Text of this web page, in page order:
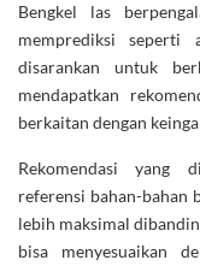
Bengkel las
memprediksi seperti
disarankan untuk
mendapatkan
berkaitan dengan
Rekomendasi yang
referensi bahan-bahan
lebih maksimal
bisa menyesuaikan